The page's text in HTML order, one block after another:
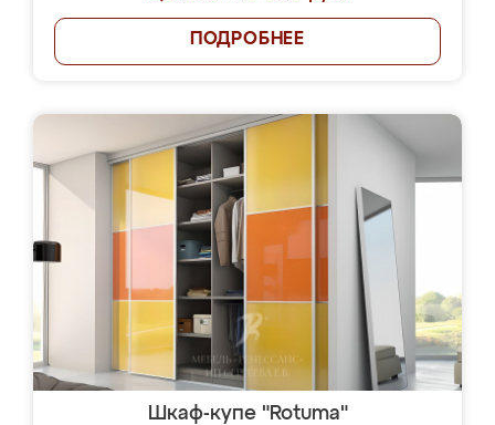
ПОДРОБНЕЕ
Шкаф-купе "Rotuma"